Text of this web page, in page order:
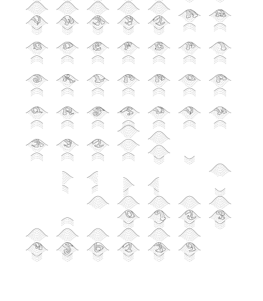
V W X Y Z a b
c d e f g h i
j k l m n o p
q r s t u v w
x y z ? ! %
] } / #
& $ 0 1 2 3
4 5 6 7 8 9